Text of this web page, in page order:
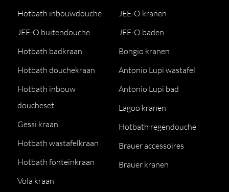
Hotbath inbouwdouche
JEE-O buitendouche
Hotbath badkraan
Hotbath douchekraan
Hotbath inbouw
doucheset
Gessi kraan
Hotbath wastafelkraan
Hotbath fonteinkraan
Vola kraan
JEE-O kranen
JEE-O baden
Bongio kranen
Antonio Lupi wastafel
Antonio Lupi bad
Lagoo kranen
Hotbath regendouche
Brauer accessoires
Brauer kranen